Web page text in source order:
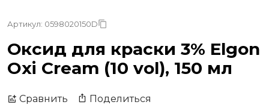
Артикул: 0598020150D
Оксид для краски 3% Elgon
Oxi Cream (10 vol), 150 мл
Сравнить Поделиться